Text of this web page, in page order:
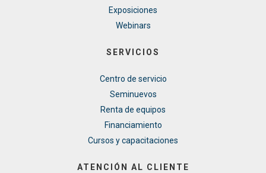
Exposiciones
Webinars
SERVICIOS
Centro de servicio
Seminuevos
Renta de equipos
Financiamiento
Cursos y capacitaciones
ATENCIÓN AL CLIENTE